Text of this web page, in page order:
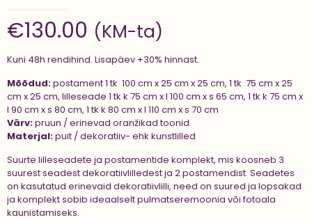
€130.00 (KM-ta)
Kuni 48h rendihind. Lisapäev +30% hinnast.
Mõõdud:postament 1 tk 100 cm x 25 cm x 25 cm, 1 tk 75 cm x 25
cm x 25 cm, lilleseade 1 tk k 75 cm x l 100 cm x s 65 cm, 1 tk k 75 cm x
l 90 cm x s 80 cm, 1 tk k 80 cm x l 110 cm x s 70 cm
Värv:pruun / erinevad oranžikad toonid
Materjal:puit / dekoratiiv- ehk kunstlilled
Suurte lilleseadete ja postamentide komplekt, mis koosneb 3
suurest seadest dekoratiivlilledest ja 2 postamendist. Seadetes
on kasutatud erinevaid dekoratiivlilli, need on suured ja lopsakad
ja komplekt sobib ideaalselt pulmatseremoonia või fotoala
kaunistamiseks.